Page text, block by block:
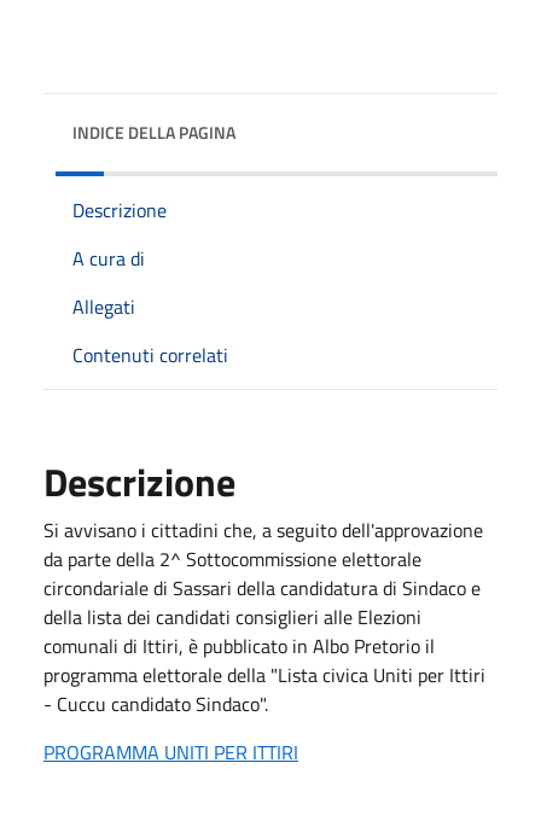
INDICE DELLA PAGINA
Descrizione
A cura di
Allegati
Contenuti correlati
Descrizione
Si avvisano i cittadini che, a seguito dell'approvazione
da parte della 2^ Sottocommissione elettorale
circondariale di Sassari della candidatura di Sindaco e
della lista dei candidati consiglieri alle Elezioni
comunali di Ittiri, è pubblicato in Albo Pretorio il
programma elettorale della "Lista civica Uniti per Ittiri
- Cuccu candidato Sindaco".
PROGRAMMA UNITI PER ITTIRI